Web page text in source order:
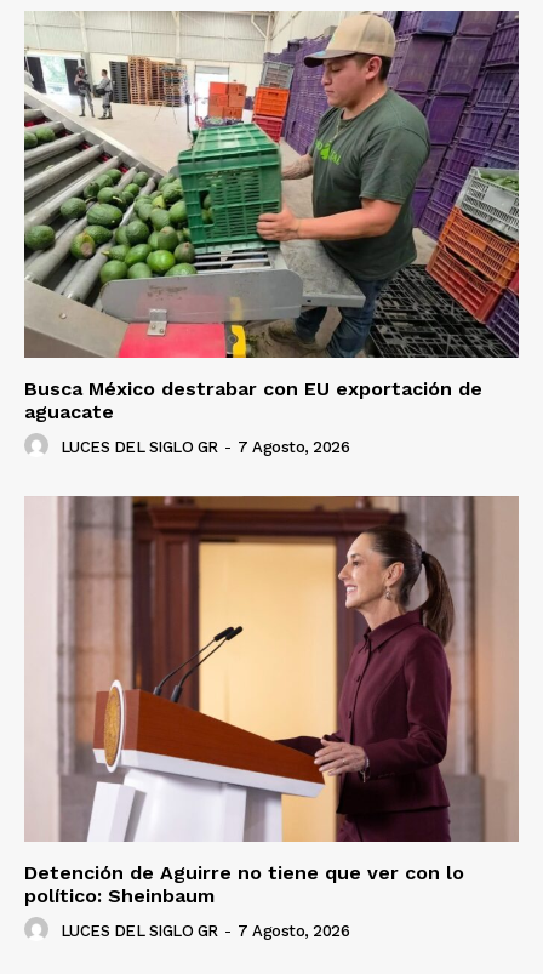
Busca México destrabar con EU exportación de
aguacate
LUCES DEL SIGLO GR - 7 Agosto, 2026
Detención de Aguirre no tiene que ver con lo
político: Sheinbaum
LUCES DEL SIGLO GR - 7 Agosto, 2026